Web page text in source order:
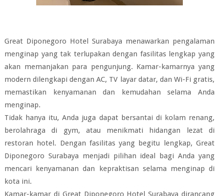
Great Diponegoro Hotel Surabaya menawarkan pengalaman
menginap yang tak terlupakan dengan fasilitas lengkap yang
akan memanjakan para pengunjung. Kamar-kamarnya yang
modern dilengkapi dengan AC, TV layar datar, dan Wi-Fi gratis,
memastikan kenyamanan dan kemudahan selama Anda
menginap.
Tidak hanya itu, Anda juga dapat bersantai di kolam renang,
berolahraga di gym, atau menikmati hidangan lezat di
restoran hotel. Dengan fasilitas yang begitu lengkap, Great
Diponegoro Surabaya menjadi pilihan ideal bagi Anda yang
mencari kenyamanan dan kepraktisan selama menginap di
kota ini.
Kamar-kamar di Great Diponegoro Hotel Surabaya dirancang